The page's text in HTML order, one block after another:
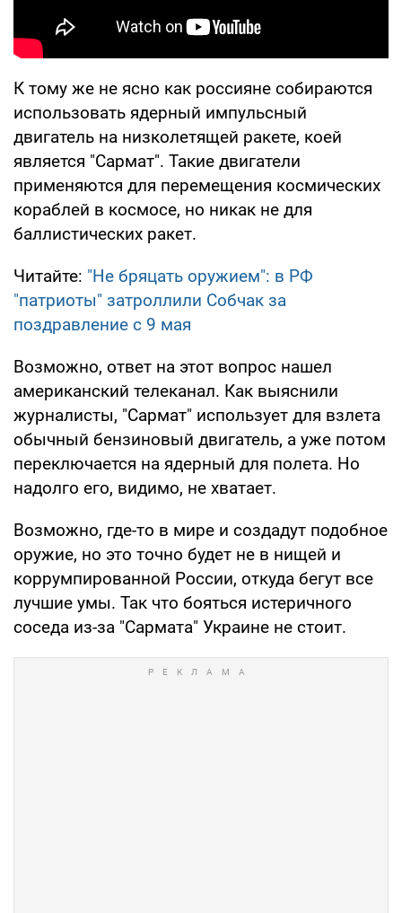
К тому же не ясно как россияне собираются
использовать ядерный импульсный
двигатель на низколетящей ракете, коей
является "Сармат". Такие двигатели
применяются для перемещения космических
кораблей в космосе, но никак не для
баллистических ракет.
Читайте: "Не бряцать оружием": в РФ
"патриоты" затроллили Собчак за
поздравление с 9 мая
Возможно, ответ на этот вопрос нашел
американский телеканал. Как выяснили
журналисты, "Сармат" использует для взлета
обычный бензиновый двигатель, а уже потом
переключается на ядерный для полета. Но
надолго его, видимо, не хватает.
Возможно, где-то в мире и создадут подобное
оружие, но это точно будет не в нищей и
коррумпированной России, откуда бегут все
лучшие умы. Так что бояться истеричного
соседа из-за "Сармата" Украине не стоит.